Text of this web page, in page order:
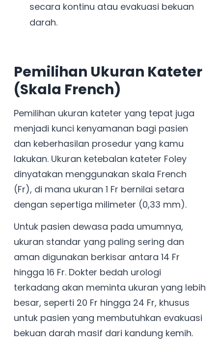
secara kontinu atau evakuasi bekuan
darah.
Pemilihan Ukuran Kateter
(Skala French)
Pemilihan ukuran kateter yang tepat juga
menjadi kunci kenyamanan bagi pasien
dan keberhasilan prosedur yang kamu
lakukan. Ukuran ketebalan kateter Foley
dinyatakan menggunakan skala French
(Fr), di mana ukuran 1 Fr bernilai setara
dengan sepertiga milimeter (0,33 mm).
Untuk pasien dewasa pada umumnya,
ukuran standar yang paling sering dan
aman digunakan berkisar antara 14 Fr
hingga 16 Fr. Dokter bedah urologi
terkadang akan meminta ukuran yang lebih
besar, seperti 20 Fr hingga 24 Fr, khusus
untuk pasien yang membutuhkan evakuasi
bekuan darah masif dari kandung kemih.